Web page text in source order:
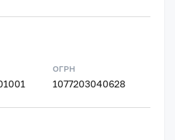
ОГРН
1077203040628